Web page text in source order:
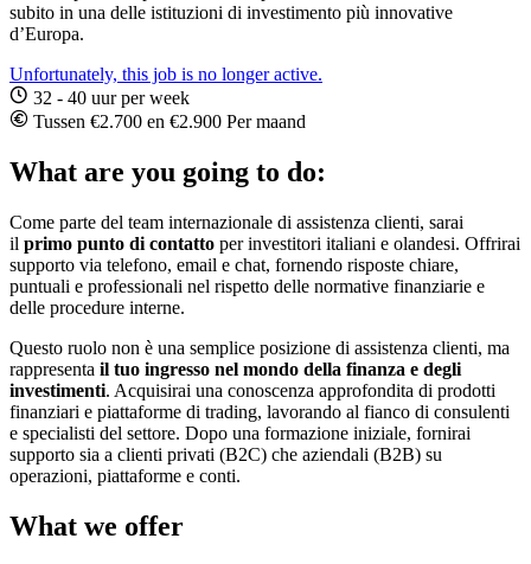
subito in una delle istituzioni di investimento più innovative
d’Europa.
Unfortunately, this job is no longer active.
32 - 40 uur per week
Tussen €2.700 en €2.900 Per maand
What are you going to do:
Come parte del team internazionale di assistenza clienti, sarai
il primo punto di contatto per investitori italiani e olandesi. Offrirai
supporto via telefono, email e chat, fornendo risposte chiare,
puntuali e professionali nel rispetto delle normative finanziarie e
delle procedure interne.
Questo ruolo non è una semplice posizione di assistenza clienti, ma
rappresenta il tuo ingresso nel mondo della finanza e degli
investimenti. Acquisirai una conoscenza approfondita di prodotti
finanziari e piattaforme di trading, lavorando al fianco di consulenti
e specialisti del settore. Dopo una formazione iniziale, fornirai
supporto sia a clienti privati (B2C) che aziendali (B2B) su
operazioni, piattaforme e conti.
What we offer